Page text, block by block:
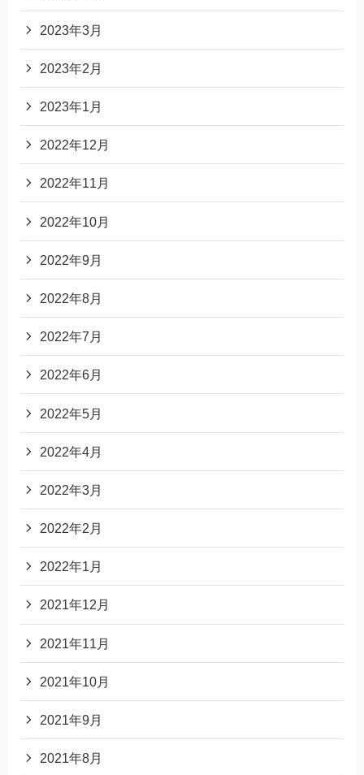
2023年3月
2023年2月
2023年1月
2022年12月
2022年11月
2022年10月
2022年9月
2022年8月
2022年7月
2022年6月
2022年5月
2022年4月
2022年3月
2022年2月
2022年1月
2021年12月
2021年11月
2021年10月
2021年9月
2021年8月